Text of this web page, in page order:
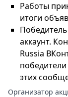
Работы
итоги
аккаунт.
Russia
этих
Организатор